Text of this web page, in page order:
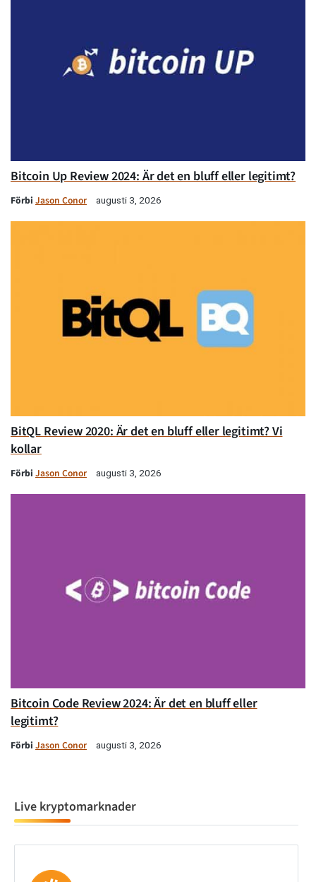
Bitcoin Up Review 2024: Är det en bluff eller legitimt?
Förbi Jason Conor augusti 3, 2026
BitQL Review 2020: Är det en bluff eller legitimt? Vi
kollar
Förbi Jason Conor augusti 3, 2026
Bitcoin Code Review 2024: Är det en bluff eller
legitimt?
Förbi Jason Conor augusti 3, 2026
Live kryptomarknader